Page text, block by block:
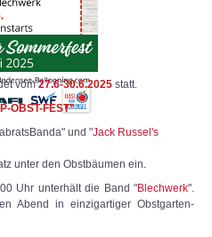
vom27.6-30.6.2025 statt.
OBST-FEST"
und "Jack Russel's
unter den Obstbäumen ein.
Uhr unterhält die Band "Blechwerk".
Abend in einzigartiger Obstgarten-